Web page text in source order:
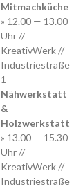
Mitmachküche
» 12.00 — 13.00
Uhr //
KreativWerk //
Industriestraße
1
Nähwerkstatt
&
Holzwerkstatt
» 13.00 — 15.30
Uhr //
KreativWerk //
Industriestraße